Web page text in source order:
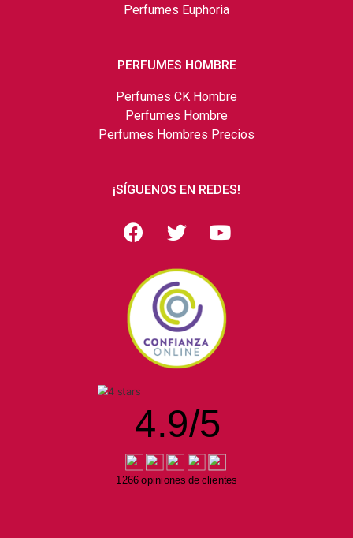
Perfumes Euphoria
PERFUMES HOMBRE
Perfumes CK Hombre
Perfumes Hombre
Perfumes Hombres Precios
¡SÍGUENOS EN REDES!
4.9/5
1266 opiniones de clientes